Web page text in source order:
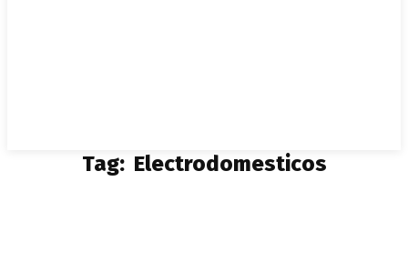
Tag: Electrodomesticos